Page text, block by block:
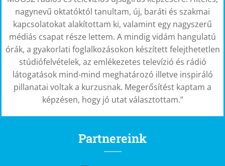
nagynevű oktatóktól tanultam, új, baráti és szakmai
kapcsolatokat alakítottam ki, valamint egy nagyszerű
médiás csapat része lettem. A mindig vidám hangulatú
órák, a gyakorlati foglalkozásokon készített felejthetetlen
stúdiófelvételek, az emlékezetes televízió és rádió
látogatások mind-mind meghatározó illetve inspiráló
pillanatai voltak a kurzusnak. Megerősítést kaptam a
képzésen, hogy jó utat választottam.”
Partnereink